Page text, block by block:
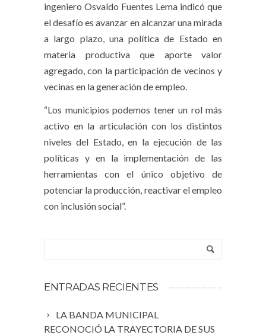
ingeniero Osvaldo Fuentes Lema indicó que
el desafío es avanzar en alcanzar una mirada
a largo plazo, una política de Estado en
materia productiva que aporte valor
agregado, con la participación de vecinos y
vecinas en la generación de empleo.
“Los municipios podemos tener un rol más
activo en la articulación con los distintos
niveles del Estado, en la ejecución de las
políticas y en la implementación de las
herramientas con el único objetivo de
potenciar la producción, reactivar el empleo
con inclusión social”.
ENTRADAS RECIENTES
LA BANDA MUNICIPAL
RECONOCIÓ LA TRAYECTORIA DE SUS